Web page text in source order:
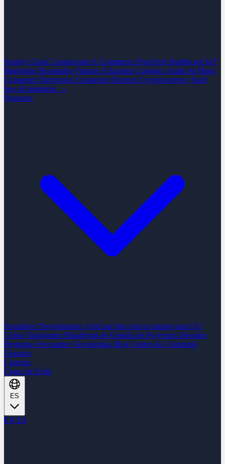
Supply Chain Construction E-Commerce PropTech Healthcare IoT
Marketing Hospitality Finance Education Logistics Audio & Music
Consumer Electronics Connected Devices Cryptocurrency SaaS
See all industrias →
Nosotros
Nearshore Development ¿Qué tan listo está tu equipo para IA?
Cómo Trabajamos Plataforma de Gestión de Proyectos Desafíos
Preguntas Frecuentes Tecnologías Blog Centro de Contenido
Glosario
Carreras
Casos de Éxito
EN ES